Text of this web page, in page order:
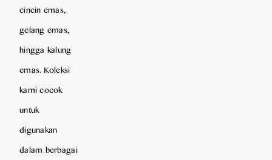
cincin emas,
gelang emas,
hingga kalung
emas. Koleksi
kami cocok
untuk
digunakan
dalam berbagai